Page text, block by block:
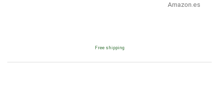
Amazon.es
Free shipping